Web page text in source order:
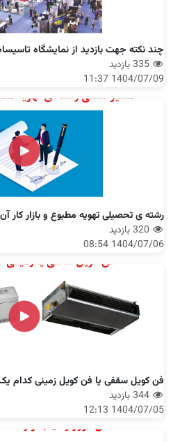
چند نکته جهت بازدید از نمایشگاه تاسیسات
335 بازدید
1404/07/09 11:37
رشته ی تحصیلی تهویه مطبوع و بازار کار آن
1404/07/06 08:54
فن کویل سقفی یا فن کویل زمینی کدام
344 بازدید
1404/07/05 12:13